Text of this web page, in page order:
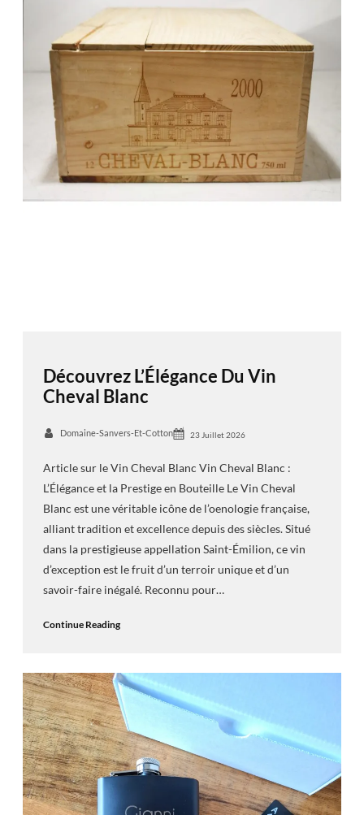
Découvrez L’Élégance Du Vin
Cheval Blanc
Domaine-Sanvers-Et-Cotton 23 Juillet 2026
Article sur le Vin Cheval Blanc Vin Cheval Blanc :
L’Élégance et la Prestige en Bouteille Le Vin Cheval
Blanc est une véritable icône de l’oenologie française,
alliant tradition et excellence depuis des siècles. Situé
dans la prestigieuse appellation Saint-Émilion, ce vin
d’exception est le fruit d’un terroir unique et d’un
savoir-faire inégalé. Reconnu pour…
Continue Reading